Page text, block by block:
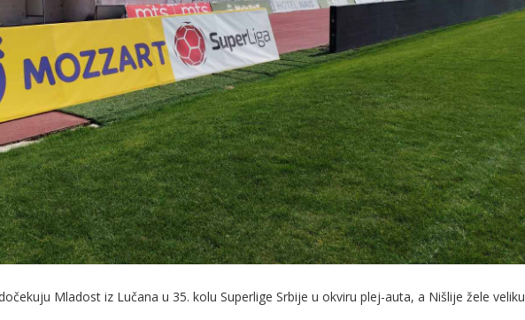
Mladost iz Lučana u 35. kolu Superlige Srbije u okviru plej-auta, a Nišlije žele veliku